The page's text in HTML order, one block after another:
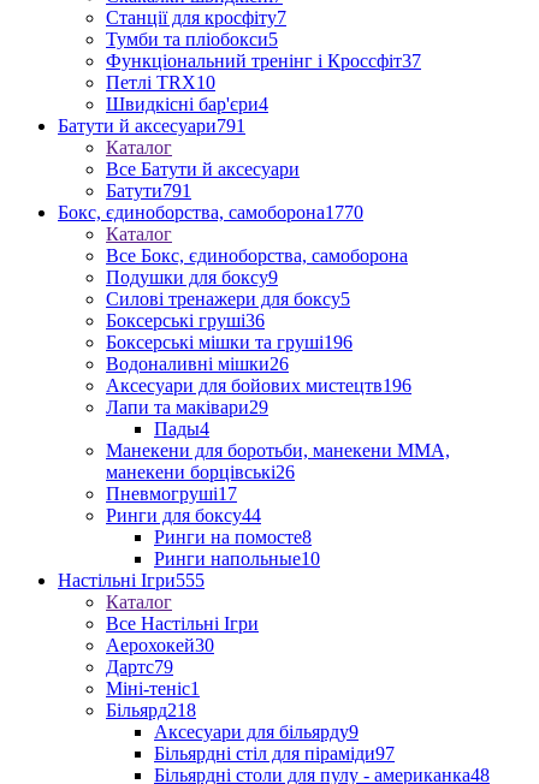
Станції для кросфіту7
Тумби та пліобокси5
Функціональний тренінг і Кроссфіт37
Петлі TRX10
Швидкісні бар'єри4
Батути й аксесуари791
Каталог
Все Батути й аксесуари
Батути791
Бокс, єдиноборства, самоборона1770
Каталог
Все Бокс, єдиноборства, самоборона
Подушки для боксу9
Силові тренажери для боксу5
Боксерські груші36
Боксерські мішки та груші196
Водоналивні мішки26
Аксесуари для бойових мистецтв196
Лапи та маківари29
Пады4
Манекени для боротьби, манекени ММА,
манекени борцівські26
Пневмогруші17
Ринги для боксу44
Ринги на помосте8
Ринги напольные10
Настільні Ігри555
Каталог
Все Настільні Ігри
Аерохокей30
Дартс79
Міні-теніс1
Більярд218
Аксесуари для більярду9
Більярдні стіл для піраміди97
Більярдні столи для пулу - американка48